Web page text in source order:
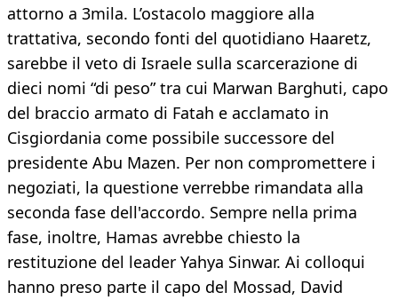
attorno a 3mila. L’ostacolo maggiore alla
trattativa, secondo fonti del quotidiano Haaretz,
sarebbe il veto di Israele sulla scarcerazione di
dieci nomi “di peso” tra cui Marwan Barghuti, capo
del braccio armato di Fatah e acclamato in
Cisgiordania come possibile successore del
presidente Abu Mazen. Per non compromettere i
negoziati, la questione verrebbe rimandata alla
seconda fase dell'accordo. Sempre nella prima
fase, inoltre, Hamas avrebbe chiesto la
restituzione del leader Yahya Sinwar. Ai colloqui
hanno preso parte il capo del Mossad, David